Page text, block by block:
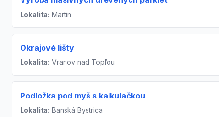
Lokalita: Martin
Okrajové lišty
Lokalita: Vranov nad Topľou
Podložka pod myš s kalkulačkou
Lokalita: Banská Bystrica